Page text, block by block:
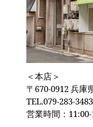
＜本店＞
〒670-0912 兵
TEL.079-283-
営業時間：